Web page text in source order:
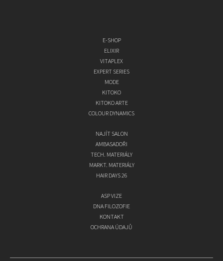
E-SHOP
ELIXIR
VITAPLEX
EXPERT SERIES
MODE
KITOKO
KITOKO ARTE
COLOUR DYNAMICS
NAJÍT SALON
AMBASADOŘI
TECH. MATERIÁLY
MARKT. MATERIÁLY
HAIR DAYS 26
ASP VIZE
DNA FILOZOFIE
KONTAKT
OCHRANA ÚDAJŮ